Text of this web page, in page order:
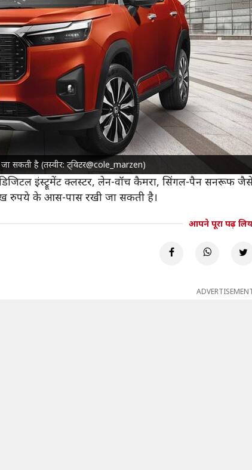
सकती है (तस्वीर: ट्विटर@cole_marzen)
दिनों आधिकारिक तौर पर पेश किया था।
से इस मिडसाइज SUV के लिए बुकिंग शुरू करेगी
के अंत या सितंबर की शुरुआत में घोषित होने की
में पेश किया जाएगा, लेकिन अभी इनका खुलासा नहीं हो पाया
पेट्रोल इंजन के साथ पेश किया गया है, जिसमें सॉफ्ट-टच
इंस्ट्रूमेंट क्लस्टर, लेन-वॉच कैमरा, सिंगल-पैन सनरूफ जैसे
रुपये के आस-पास रखी जा सकती है।
आपने पूरा पढ़